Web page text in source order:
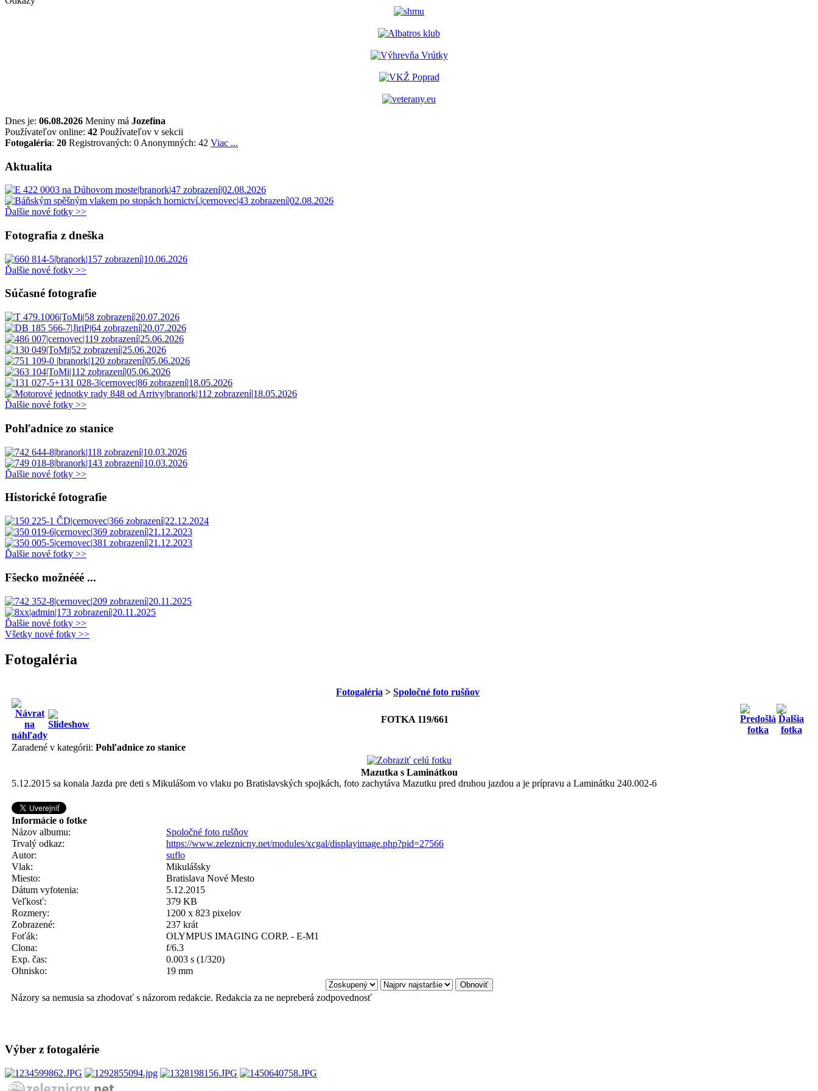
Dnes je: 06.08.2026 Meniny má Jozefína
Používateľov online: 42 Používateľov v sekcii
Fotogaléria: 20 Registrovaných: 0 Anonymných: 42 Viac ...
Aktualita
Ďalšie nové fotky >>
Fotografia z dneška
Ďalšie nové fotky >>
Súčasné fotografie
Ďalšie nové fotky >>
Pohľadnice zo stanice
Ďalšie nové fotky >>
Historické fotografie
Ďalšie nové fotky >>
Fšecko možnééé ...
Ďalšie nové fotky >>
Všetky nové fotky >>
Fotogaléria
Fotogaléria > Spoločné foto rušňov
FOTKA 119/661
Zaradené v kategórii: Pohľadnice zo stanice
Mazutka s Laminátkou
5.12.2015 sa konala Jazda pre deti s Mikulášom vo vlaku po Bratislavských spojkách, foto zachytáva Mazutku pred druhou jazdou a je prípravu a Laminátku 240.002-6
Informácie o fotke
Názov albumu:
Spoločné foto rušňov
Trvalý odkaz:
https://www.zeleznicny.net/modules/xcgal/displayimage.php?pid=27566
Autor:
suflo
Vlak:
Mikulášsky
Miesto:
Bratislava Nové Mesto
Dátum vyfotenia:
5.12.2015
Veľkosť:
379 KB
Rozmery:
1200 x 823 pixelov
Zobrazené:
237 krát
Foťák:
OLYMPUS IMAGING CORP. - E-M1
Clona:
f/6.3
Exp. čas:
0.003 s (1/320)
Ohnisko:
19 mm
Názory sa nemusia sa zhodovať s názorom redakcie. Redakcia za ne nepreberá zodpovednosť
Výber z fotogalérie